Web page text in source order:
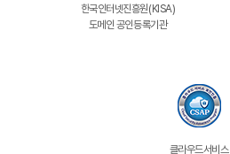
한국인터넷진흥원(KISA)
도메인 공인등록기관
클라우드서비스